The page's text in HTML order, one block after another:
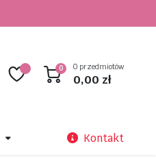
0 0 przedmiotów
0,00 zł
Kontakt